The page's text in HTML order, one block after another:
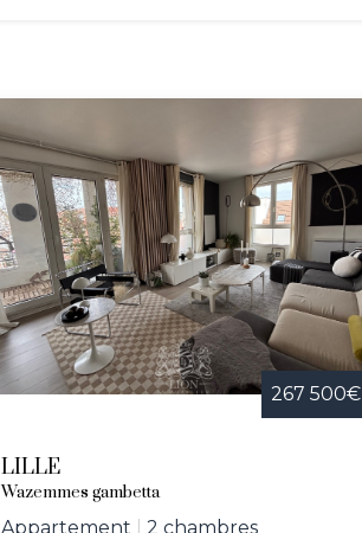
267 500€
LILLE
Wazemmes gambetta
Appartement 2 chambres